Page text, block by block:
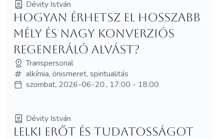
Dévity István
Hogyan érhetsz el hosszabb
mély és nagy konverziós
regeneráló alvást?
Transpersonal
alkímia, önismeret, spiritualitás
szombat, 2026-06-20., 17:00 - 18:00
Dévity István
LELKI ERŐT ÉS TUDATOSSÁGOT